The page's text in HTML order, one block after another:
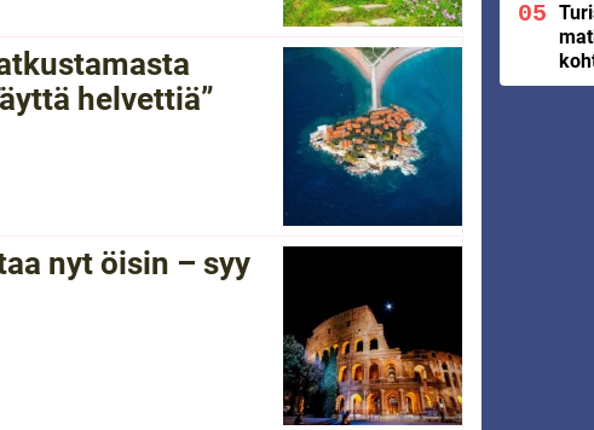
helvettiä”
nyt öisin – syy